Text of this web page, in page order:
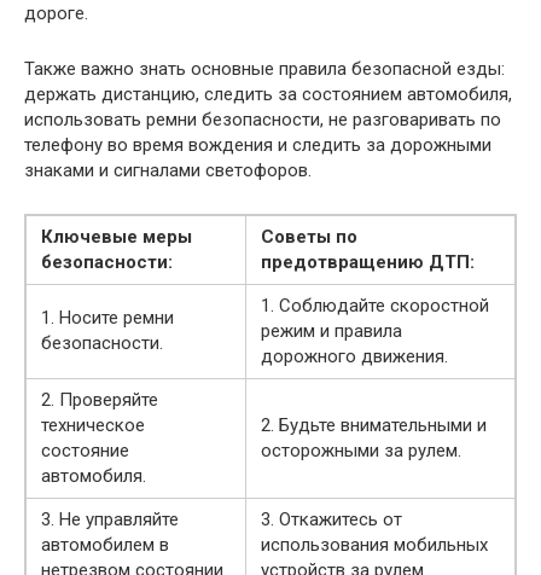
дороге.
Также важно знать основные правила безопасной езды:
держать дистанцию, следить за состоянием автомобиля,
использовать ремни безопасности, не разговаривать по
телефону во время вождения и следить за дорожными
знаками и сигналами светофоров.
Ключевые меры
безопасности:
Советы по
предотвращению ДТП:
1. Носите ремни
безопасности.
1. Соблюдайте скоростной
режим и правила
дорожного движения.
2. Проверяйте
техническое
состояние
автомобиля.
2. Будьте внимательными и
осторожными за рулем.
3. Не управляйте
автомобилем в
нетрезвом состоянии.
3. Откажитесь от
использования мобильных
устройств за рулем.